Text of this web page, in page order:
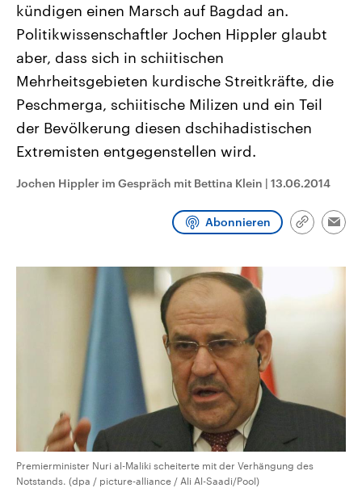
Landtagswahl Sachsen-Anhalt
2026
Alle Informationen
Sachsen-Anhalt wählt am 6.
September 2026 einen neuen
Landtag. Seit 2021 wird das
Bundesland von einer Koalition aus
CDU, SPD und FDP regiert.-
Umfragen, Prognosen,
Wahlprogramme, aktuelle Berichte
und Hintergründe zu den Parteien
Wahl.
USA
Aktuelle Beiträge,
Wirtschaftlich und
gehören die Vereinigten
den mächtigsten Ländern
mit großem Einfluss auf
Sendungen Programm Podcasts
kündigen einen Marsch auf Bagdad an.
Politikwissenschaftler Jochen Hippler glaubt
aber, dass sich in schiitischen
Mehrheitsgebieten kurdische Streitkräfte, die
Peschmerga, schiitische Milizen und ein Teil
der Bevölkerung diesen dschihadistischen
Extremisten entgegenstellen wird.
Jochen Hippler im Gespräch mit Bettina Klein | 13.06.2014
Abonnieren
Link
Premierminister Nuri al-Maliki scheiterte mit der Verhängung des
Notstands. (dpa / picture-alliance / Ali Al-Saadi/Pool)